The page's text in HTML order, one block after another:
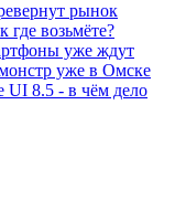
рынок
возьмёте?
уже ждут
уже в Омске
UI 8.5 - в чём дело